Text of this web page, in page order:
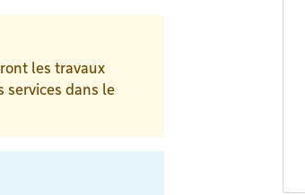
les travaux
services dans le